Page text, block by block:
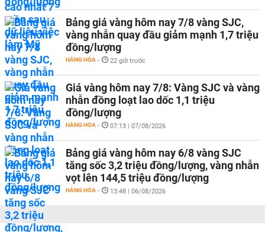
Bảng giá vàng hôm nay 7/8 vàng SJC,
vàng nhẫn quay đầu giảm mạnh 1,7 triệu
đồng/lượng
HÀNG HÓA - 22 giờ trước
Giá vàng hôm nay 7/8: Vàng SJC và vàng
nhẫn đồng loạt lao dốc 1,1 triệu
đồng/lượng
HÀNG HÓA - 07:13 | 07/08/2026
Bảng giá vàng hôm nay 6/8 vàng SJC
tăng sốc 3,2 triệu đồng/lượng, vàng nhẫn
vọt lên 144,5 triệu đồng/lượng
HÀNG HÓA - 13:48 | 06/08/2026